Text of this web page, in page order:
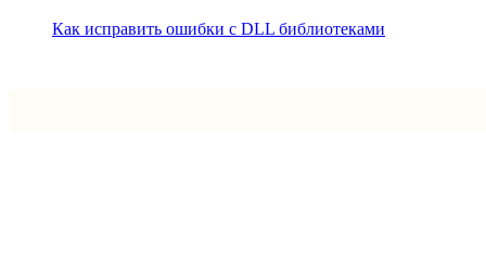
Как исправить ошибки с DLL библиотеками